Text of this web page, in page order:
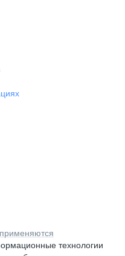
применяются
технологии